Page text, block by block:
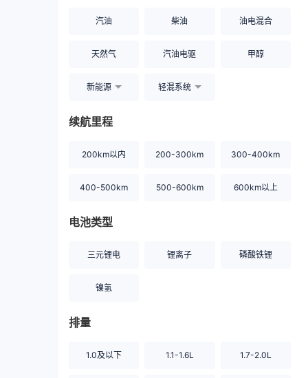
汽油 柴油 油电混合
天然气 汽油电驱 甲醇
新能源 轻混系统
续航里程
200km以内 200-300km 300-400km
400-500km 500-600km 600km以上
电池类型
三元锂电 锂离子 磷酸铁锂
镍氢
排量
1.0及以下 1.1-1.6L 1.7-2.0L